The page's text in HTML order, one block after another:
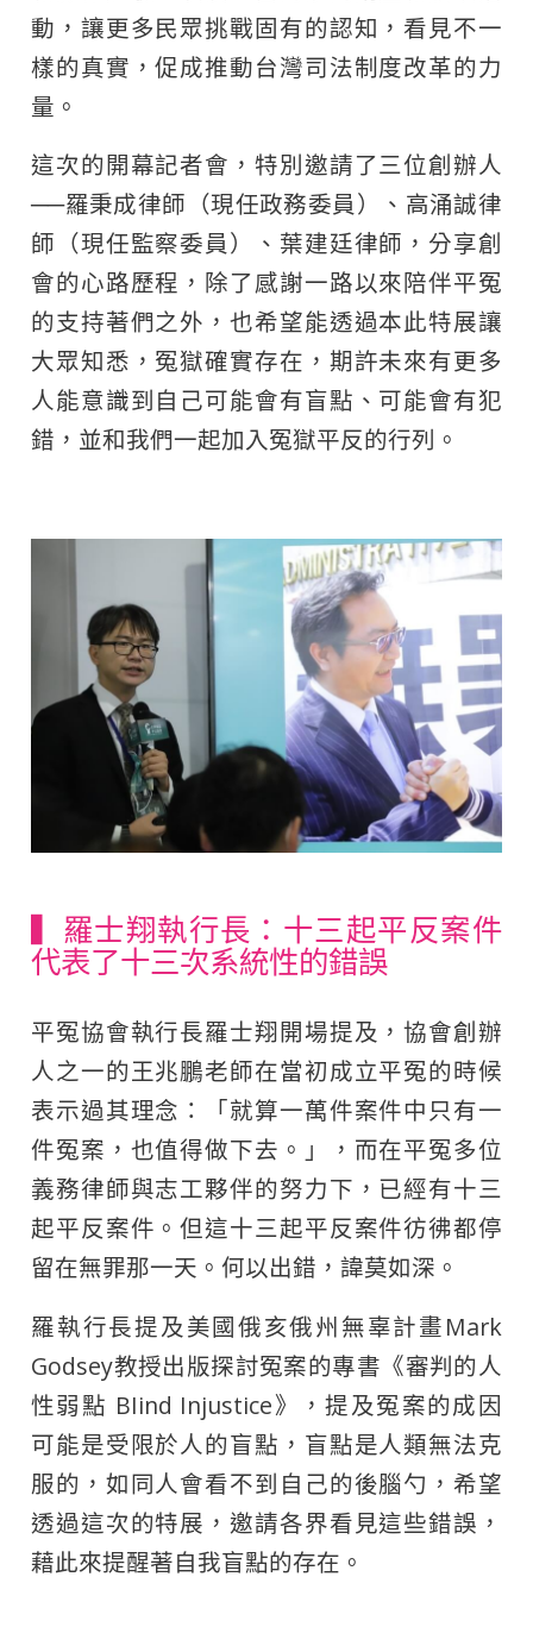
動，讓更多民眾挑戰固有的認知，看見不一
樣的真實，促成推動台灣司法制度改革的力
量。
這次的開幕記者會，特別邀請了三位創辦人
──羅秉成律師（現任政務委員）、高涌誠律
師（現任監察委員）、葉建廷律師，分享創
會的心路歷程，除了感謝一路以來陪伴平冤
的支持著們之外，也希望能透過本此特展讓
大眾知悉，冤獄確實存在，期許未來有更多
人能意識到自己可能會有盲點、可能會有犯
錯，並和我們一起加入冤獄平反的行列。
▍羅士翔執行長：十三起平反案件
代表了十三次系統性的錯誤
平冤協會執行長羅士翔開場提及，協會創辦
人之一的王兆鵬老師在當初成立平冤的時候
表示過其理念：「就算一萬件案件中只有一
件冤案，也值得做下去。」，而在平冤多位
義務律師與志工夥伴的努力下，已經有十三
起平反案件。但這十三起平反案件彷彿都停
留在無罪那一天。何以出錯，諱莫如深。
羅執行長提及美國俄亥俄州無辜計畫Mark
Godsey教授出版探討冤案的專書《審判的人
性弱點 BIind Injustice》，提及冤案的成因
可能是受限於人的盲點，盲點是人類無法克
服的，如同人會看不到自己的後腦勺，希望
透過這次的特展，邀請各界看見這些錯誤，
藉此來提醒著自我盲點的存在。